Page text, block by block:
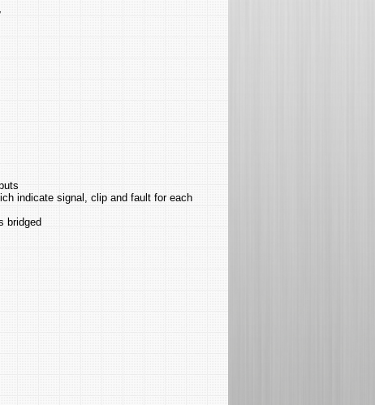
indicate signal, clip and fault for each
bridged